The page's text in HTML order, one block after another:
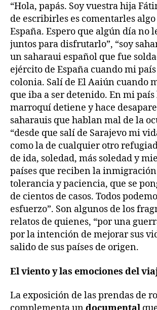
“Hola, papás. Soy vuestra hija
de escribirles es comentarles
España. Espero que algún día no
juntos para disfrutarlo”, “soy
un saharaui español que fue
ejército de España cuando mi
colonia. Salí de El Aaiún cuando
que iba a ser detenido. En mi
marroquí detiene y hace
saharauis que hablan mal de la
“desde que salí de Sarajevo mi
como la de cualquier otro
de ida, soledad, más soledad y
países que reciben la
tolerancia y paciencia, que se
de cientos de casos. Todos
esfuerzo”. Son algunos de los
relatos de quienes, “por una
por la intención de mejorar sus
salido de sus países de origen.
El viento y las emociones del
La exposición de las prendas de